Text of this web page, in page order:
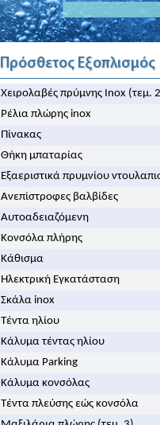
Πρόσθετος Εξοπλισμός
Χειρολαβές πρύμνης Inox (τεμ.
Ρέλια πλώρης inox
Πίνακας
Θήκη μπαταρίας
Εξαεριστικά πρυμνίου
Ανεπίστροφες βαλβίδες
Αυτοαδειαζόμενη
Κονσόλα πλήρης
Κάθισμα
Ηλεκτρική Εγκατάσταση
Σκάλα inox
Τέντα ηλίου
Κάλυμα τέντας ηλίου
Κάλυμα Parking
Κάλυμα κονσόλας
Τέντα πλεύσης εώς κονσόλα